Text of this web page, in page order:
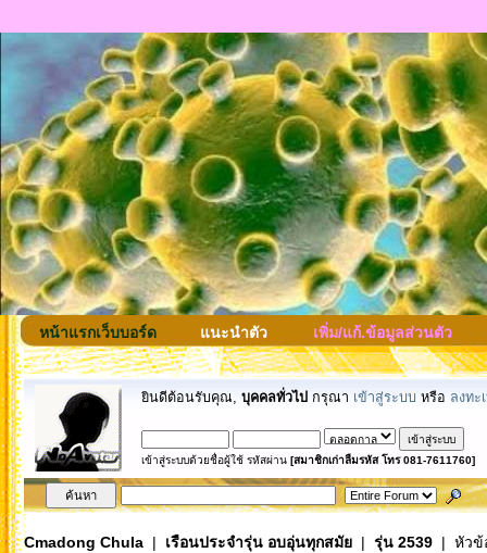
หน้าแรกเว็บบอร์ด แนะนำตัว เพิ่ม/แก้.ข้อมูลส่วนตัว
ยินดีต้อนรับคุณ, บุคคลทั่วไป กรุณา เข้าสู่ระบบ หรือ ลงทะ
เข้าสู่ระบบด้วยชื่อผู้ใช้ รหัสผ่าน [สมาชิกเก่าลืมรหัส โทร 081-7611760]
Cmadong Chula| เรือนประจำรุ่น อบอุ่นทุกสมัย| รุ่น 2539| หัวข้